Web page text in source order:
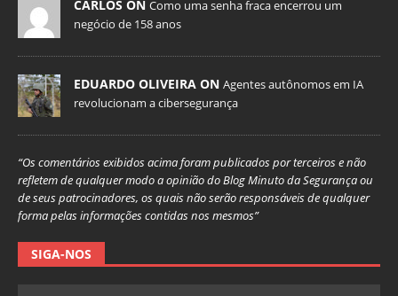
CARLOS ON Como uma senha fraca encerrou um
negócio de 158 anos
EDUARDO OLIVEIRA ON Agentes autônomos em IA
revolucionam a cibersegurança
“Os comentários exibidos acima foram publicados por terceiros e não
refletem de qualquer modo a opinião do Blog Minuto da Segurança ou
de seus patrocinadores, os quais não serão responsáveis de qualquer
forma pelas informações contidas nos mesmos”
SIGA-NOS